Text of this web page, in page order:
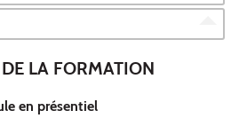
LA FORMATION
en présentiel